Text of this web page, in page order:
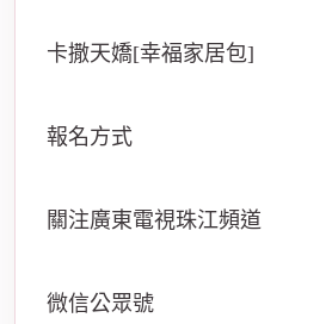
卡撒天嬌[幸福家居包]
報名方式
關注廣東電視珠江頻道
微信公眾號